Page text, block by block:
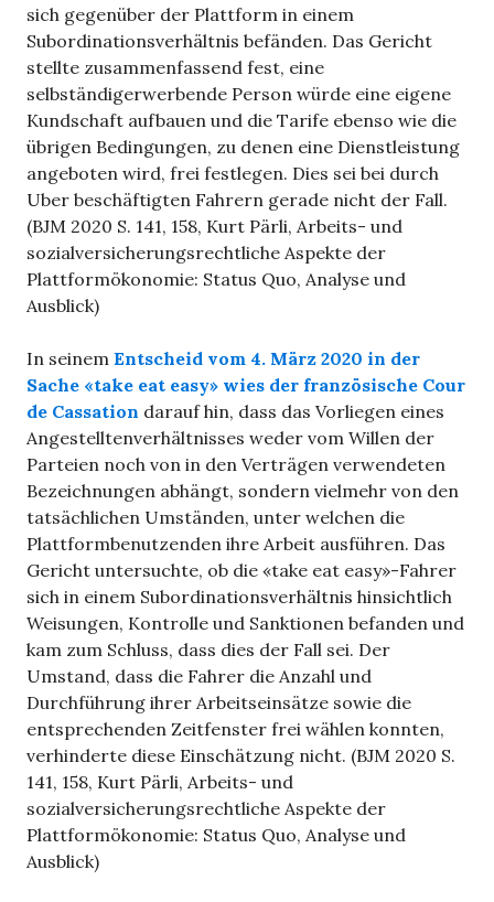
sich gegenüber der Plattform in einem
Subordinationsverhältnis befänden. Das Gericht
stellte zusammenfassend fest, eine
selbständigerwerbende Person würde eine eigene
Kundschaft aufbauen und die Tarife ebenso wie die
übrigen Bedingungen, zu denen eine Dienstleistung
angeboten wird, frei festlegen. Dies sei bei durch
Uber beschäftigten Fahrern gerade nicht der Fall.
(BJM 2020 S. 141, 158, Kurt Pärli, Arbeits- und
sozialversicherungsrechtliche Aspekte der
Plattformökonomie: Status Quo, Analyse und
Ausblick)
In seinem Entscheid vom 4. März 2020 in der
Sache «take eat easy» wies der französische Cour
de Cassation darauf hin, dass das Vorliegen eines
Angestelltenverhältnisses weder vom Willen der
Parteien noch von in den Verträgen verwendeten
Bezeichnungen abhängt, sondern vielmehr von den
tatsächlichen Umständen, unter welchen die
Plattformbenutzenden ihre Arbeit ausführen. Das
Gericht untersuchte, ob die «take eat easy»-Fahrer
sich in einem Subordinationsverhältnis hinsichtlich
Weisungen, Kontrolle und Sanktionen befanden und
kam zum Schluss, dass dies der Fall sei. Der
Umstand, dass die Fahrer die Anzahl und
Durchführung ihrer Arbeitseinsätze sowie die
entsprechenden Zeitfenster frei wählen konnten,
verhinderte diese Einschätzung nicht. (BJM 2020 S.
141, 158, Kurt Pärli, Arbeits- und
sozialversicherungsrechtliche Aspekte der
Plattformökonomie: Status Quo, Analyse und
Ausblick)